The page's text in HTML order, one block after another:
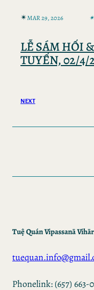
✴︎MAR 29, 2026 ✴︎
LỄ SÁM HỐI
TUYẾN, 02/4/
NEXT
Tuệ Quán Vipassanā
Phonelink: (657) 663-